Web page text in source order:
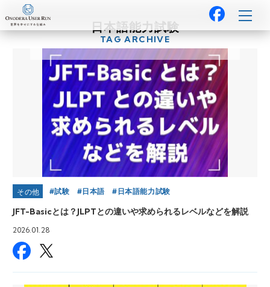
日本語能力試験
TAG ARCHIVE
その他 試験 日本語 日本語能力試験
JFT-Basicとは？JLPTとの違いや求められるレベルなどを解説
2026.01.28